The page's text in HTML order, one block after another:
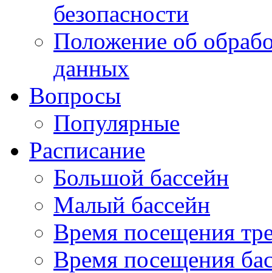
безопасности
Положение об
данных
Вопросы
Популярные
Расписание
Большой бассейн
Малый бассейн
Время посещения
Время посещения